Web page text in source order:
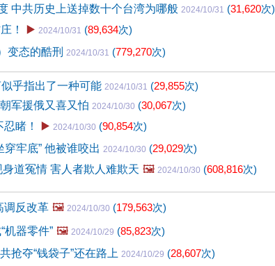
中共历史上送掉数十个台湾为哪般 2024/10/31 (31,620次)
！
▶️ 2024/10/31 (89,634次)
变态的酷刑 2024/10/31 (779,270次)
乎指出了一种可能 2024/10/31 (29,855次)
军援俄又喜又怕 2024/10/30 (30,067次)
睹！
▶️ 2024/10/30 (90,854次)
牢底” 他被谁咬出 2024/10/30 (29,029次)
道冤情 害人者欺人难欺天 🖼️ 2024/10/30 (608,816次)
调反改革 🖼️ 2024/10/30 (179,563次)
机器零件” 🖼️ 2024/10/29 (85,823次)
抢夺“钱袋子”还在路上 2024/10/29 (28,607次)